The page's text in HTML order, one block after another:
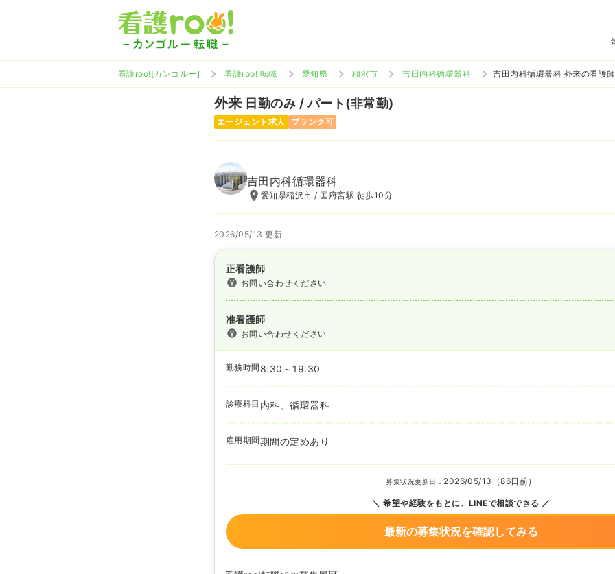
看護roo![カンゴルー] 看護roo! 転職 愛知県 稲沢市 吉田内科循環器科 吉田内科循環器科 外来の看護
外来 日勤のみ / パート(非常勤)
エージェント求人 ブランク可
吉田内科循環器科
愛知県稲沢市 / 国府宮駅 徒歩10分
2026/05/13 更新
正看護師
お問い合わせください
准看護師
お問い合わせください
勤務時間 8:30～19:30
診療科目 内科、循環器科
雇用期間期間の定めあり
募集状況更新日： 2026/05/13（86日前）
希望や経験をもとに、LINEで相談できる
最新の募集状況を確認してみる